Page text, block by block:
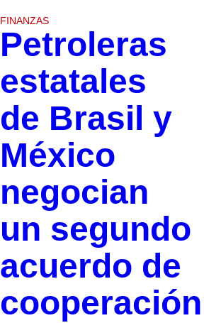
FINANZAS
Petroleras
estatales
de Brasil y
México
negocian
un segundo
acuerdo de
cooperación